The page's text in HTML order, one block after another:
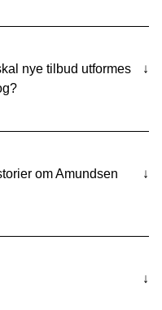
nye tilbud utformes
↓
om Amundsen
↓
↓